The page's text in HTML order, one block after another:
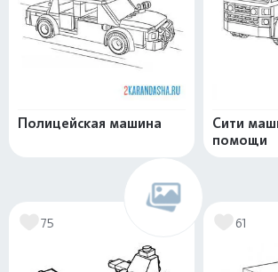
Полицейская машина
Сити
помощи
75 61